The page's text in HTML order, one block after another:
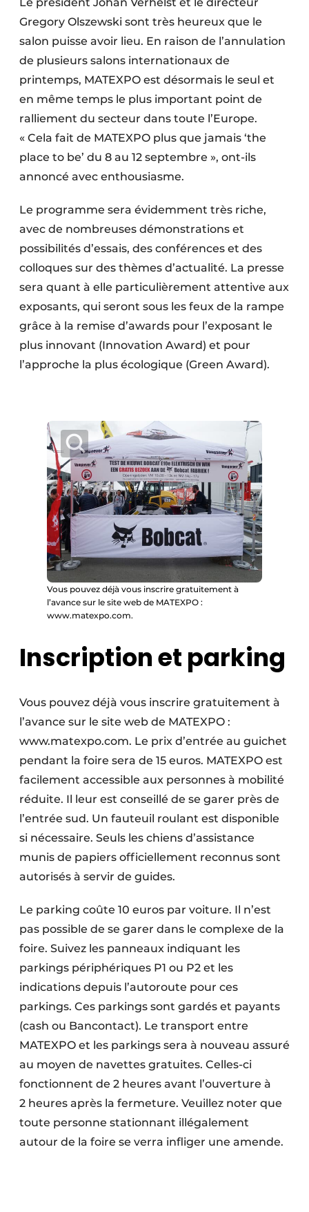
Le président Johan Verhelst et le directeur
Gregory Olszewski sont très heureux que le
salon puisse avoir lieu. En raison de l’annulation
de plusieurs salons internationaux de
printemps, MATEXPO est désormais le seul et
en même temps le plus important point de
ralliement du secteur dans toute l’Europe.
« Cela fait de MATEXPO plus que jamais ‘the
place to be’ du 8 au 12 septembre », ont-ils
annoncé avec enthousiasme.
Le programme sera évidemment très riche,
avec de nombreuses démon­strations et
possibilités d’essais, des conférences et des
colloques sur des thèmes d’actualité. La presse
sera quant à elle particulièrement attentive aux
exposants, qui seront sous les feux de la rampe
grâce à la remise d’awards pour l’exposant le
plus innovant (Innovation Award) et pour
l’approche la plus écologique (Green Award).
Vous pouvez déjà vous inscrire gratuitement à
l’avance sur le site web de MATEXPO :
www.matexpo.com.
Inscription et parking
Vous pouvez déjà vous inscrire gratuitement à
l’avance sur le site web de MATEXPO :
www.matexpo.com. Le prix d’entrée au guichet
pendant la foire sera de 15 euros. MATEXPO est
facilement accessible aux personnes à mobilité
réduite. Il leur est conseillé de se garer près de
l’entrée sud. Un fauteuil roulant est disponible
si nécessaire. Seuls les chiens d’assistance
munis de papiers officiellement reconnus sont
autorisés à servir de guides.
Le parking coûte 10 euros par voiture. Il n’est
pas possible de se garer dans le complexe de la
foire. Suivez les panneaux indiquant les
parkings périphériques P1 ou P2 et les
indications depuis l’autoroute pour ces
parkings. Ces parkings sont gardés et payants
(cash ou Bancontact). Le transport entre
MATEXPO et les parkings sera à nouveau assuré
au moyen de navettes gratuites. Celles-ci
fonctionnent de 2 heures avant l’ouverture à
2 heures après la fermeture. Veuillez noter que
toute personne stationnant illégalement
autour de la foire se verra infliger une amende.